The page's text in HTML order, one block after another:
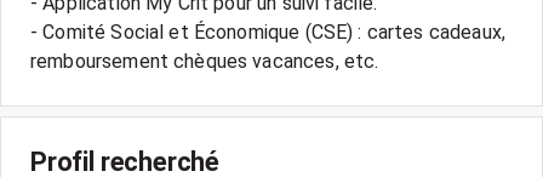
- Comité Social et Économique (CSE) : cartes cadeaux,
Profil recherché